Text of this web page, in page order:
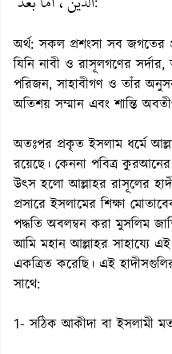
অর্থ: সকল প্রশংসা সব জগতের
যিনি নাবী ও রাসূলগণের
পরিজন, সাহাবীগণ ও তাঁর
অতিশয় সম্মান এবং শান্তি
অতঃপর প্রকৃত ইসলাম ধর্মে
রয়েছে। কেননা পবিত্র
উৎস হলো আল্লাহর রাসূলের
প্রসারে ইসলামের শিক্ষা
পদ্ধতি অবলম্বন করা মুসলিম
আমি মহান আল্লাহর সাহায্যে
একত্রিত করেছি। এই
সাথে:
1- সঠিক আকীদা বা ইসলামী